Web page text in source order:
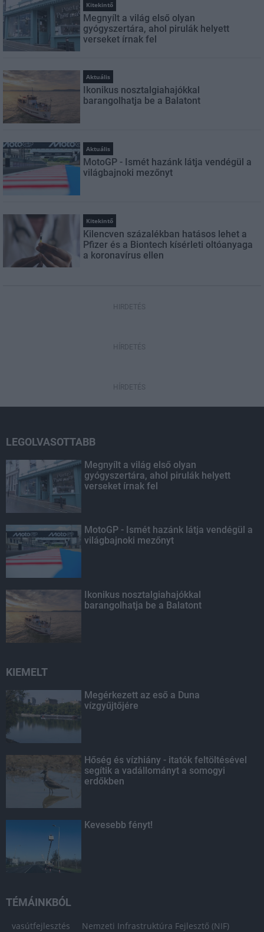
Kitekintő
Megnyílt a világ első olyan
gyógyszertára, ahol pirulák helyett
verseket írnak fel
Aktuális
Ikonikus nosztalgiahajókkal
barangolhatja be a Balatont
Aktuális
MotoGP - Ismét hazánk látja vendégül a
világbajnoki mezőnyt
Kitekintő
Kilencven százalékban hatásos lehet a
Pfizer és a Biontech kísérleti oltóanyaga
a koronavírus ellen
HIRDETÉS
HÍRDETÉS
HÍRDETÉS
LEGOLVASOTTABB
Megnyílt a világ első olyan
gyógyszertára, ahol pirulák helyett
verseket írnak fel
MotoGP - Ismét hazánk látja vendégül a
világbajnoki mezőnyt
Ikonikus nosztalgiahajókkal
barangolhatja be a Balatont
KIEMELT
Megérkezett az eső a Duna
vízgyűjtőjére
Hőség és vízhiány - itatók feltöltésével
segítik a vadállományt a somogyi
erdőkben
Kevesebb fényt!
TÉMÁINKBÓL
vasútfejlesztés Nemzeti Infrastruktúra Fejlesztő (NIF)